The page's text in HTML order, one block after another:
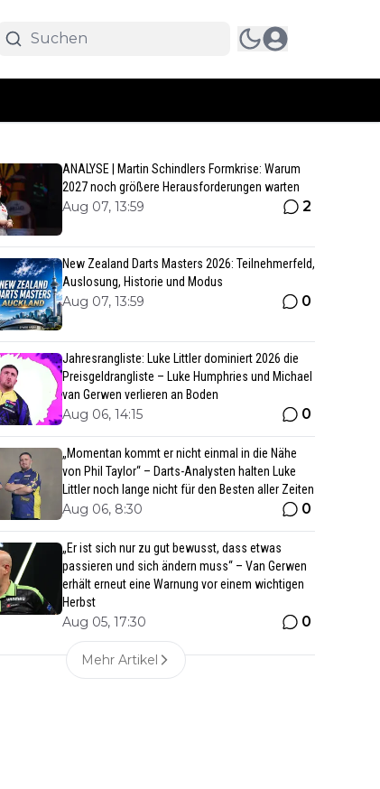
ANALYSE | Martin Schindlers Formkrise: Warum
2027 noch größere Herausforderungen warten
Aug 07, 13:59 2
New Zealand Darts Masters 2026: Teilnehmerfeld,
Auslosung, Historie und Modus
Aug 07, 13:59 0
Jahresrangliste: Luke Littler dominiert 2026 die
Preisgeldrangliste – Luke Humphries und Michael
van Gerwen verlieren an Boden
Aug 06, 14:15 0
„Momentan kommt er nicht einmal in die Nähe
von Phil Taylor“ – Darts-Analysten halten Luke
Littler noch lange nicht für den Besten aller Zeiten
Aug 06, 8:30 0
„Er ist sich nur zu gut bewusst, dass etwas
passieren und sich ändern muss“ – Van Gerwen
erhält erneut eine Warnung vor einem wichtigen
Herbst
Aug 05, 17:30 0
Mehr Artikel